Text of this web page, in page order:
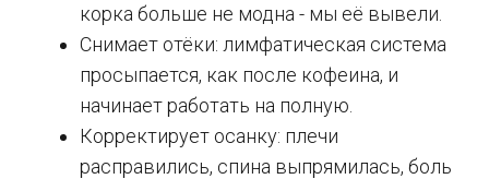
корка больше не модна - мы её вывели.
Снимает отёки: лимфатическая система
просыпается, как после кофеина, и
начинает работать на полную.
Корректирует осанку: плечи
расправились, спина выпрямилась, боль